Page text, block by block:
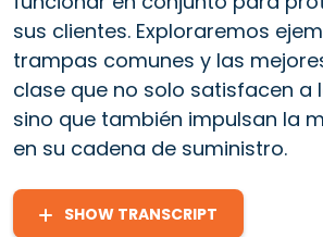
sus clientes. Exploraremos
trampas comunes y las
clase que no solo satisfacen a
sino que también impulsan la
en su cadena de suministro.
SHOW TRANSCRIPT